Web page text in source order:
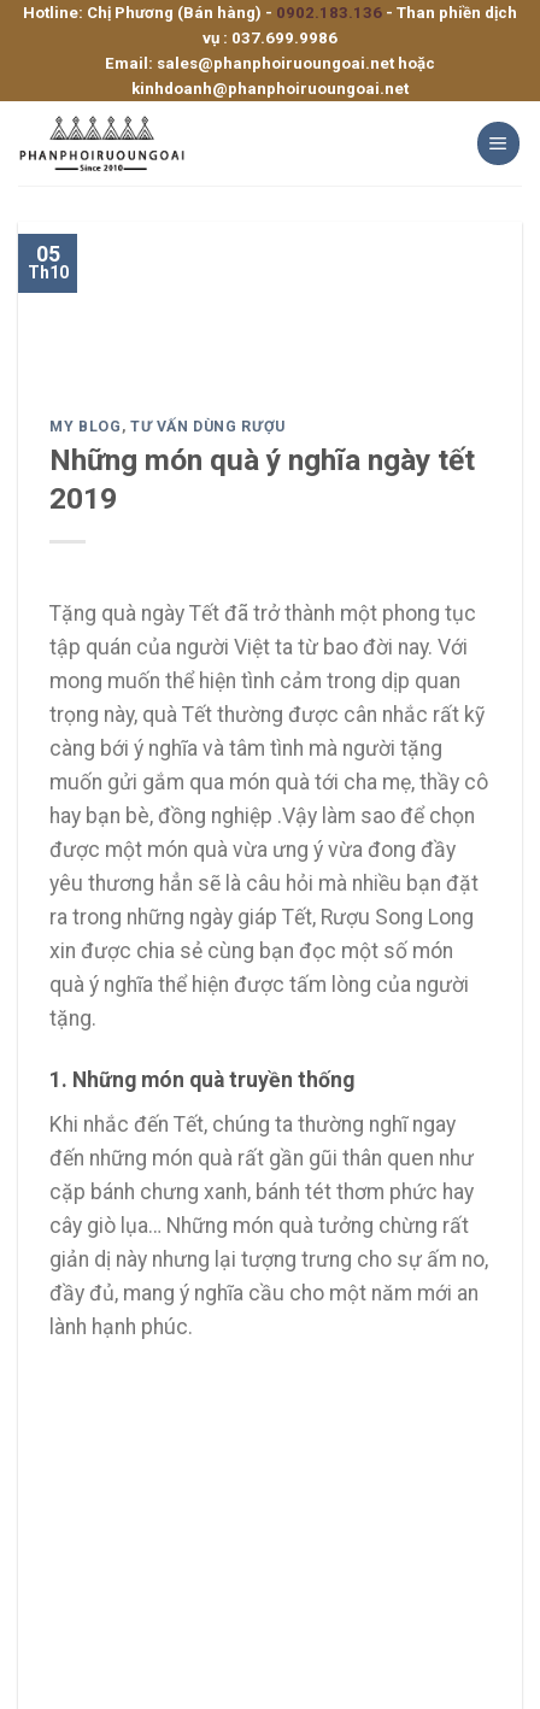
SkipHotline: Chị Phương (Bán hàng) - 0902.183.136 - Than phiền dịch
vụ : 037.699.9986
Email: sales@phanphoiruoungoai.net hoặc
kinhdoanh@phanphoiruoungoai.net
05
Th10
MY BLOG , TƯ VẤN DÙNG RƯỢU
Những món quà ý nghĩa ngày tết
2019
Tặng quà ngày Tết đã trở thành một phong tục
tập quán của người Việt ta từ bao đời nay. Với
mong muốn thể hiện tình cảm trong dịp quan
trọng này, quà Tết thường được cân nhắc rất kỹ
càng bới ý nghĩa và tâm tình mà người tặng
muốn gửi gắm qua món quà tới cha mẹ, thầy cô
hay bạn bè, đồng nghiệp .Vậy làm sao để chọn
được một món quà vừa ưng ý vừa đong đầy
yêu thương hẳn sẽ là câu hỏi mà nhiều bạn đặt
ra trong những ngày giáp Tết, Rượu Song Long
xin được chia sẻ cùng bạn đọc một số món
quà ý nghĩa thể hiện được tấm lòng của người
tặng.
1. Những món quà truyền thống
Khi nhắc đến Tết, chúng ta thường nghĩ ngay
đến những món quà rất gần gũi thân quen như
cặp bánh chưng xanh, bánh tét thơm phức hay
cây giò lụa… Những món quà tưởng chừng rất
giản dị này nhưng lại tượng trưng cho sự ấm no,
đầy đủ, mang ý nghĩa cầu cho một năm mới an
lành hạnh phúc.